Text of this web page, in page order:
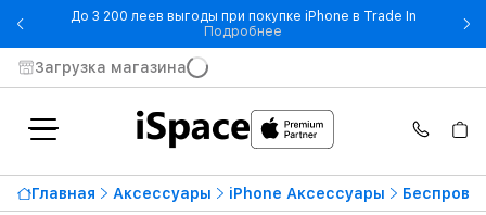
До 3 200 леев выгоды при покупке iPhone в Trade In
Подробнее - До 3 200 леев выгоды при
Загрузка магазина
Главная Аксессуары iPhone Аксессуары